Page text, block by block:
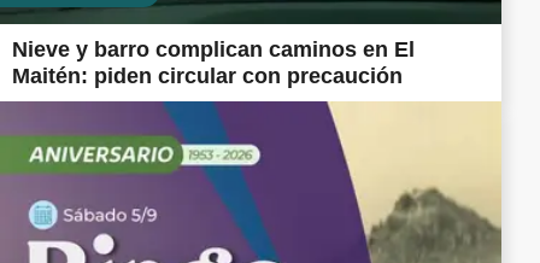
Nieve y barro complican caminos en El
Maitén: piden circular con precaución